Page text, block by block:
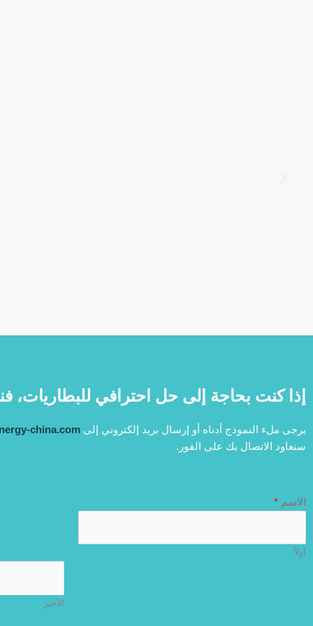
إذا كنت بحاجة إلى حل احترافي
يرجى ملء النموذج أدناه أو إرسال بريد إلكتروني إلى china.com
سنعاود الاتصال بك على الفور.
الاسم *
أولاً
الأخير